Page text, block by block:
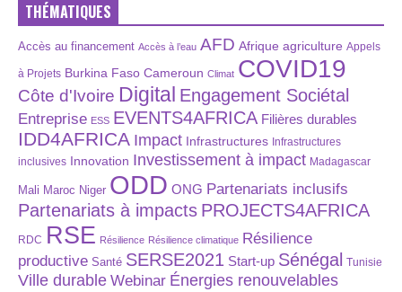
THÉMATIQUES
Accès au financement Accès à l’eau AFD Afrique agriculture Appels
à Projets Burkina Faso Cameroun Climat COVID19
Côte d'Ivoire Digital Engagement Sociétal
Entreprise ESS EVENTS4AFRICA Filières durables
IDD4AFRICA Impact Infrastructures Infrastructures
inclusives Innovation Investissement à impact Madagascar
Mali Maroc Niger ODD ONG Partenariats inclusifs
Partenariats à impacts PROJECTS4AFRICA
RDC RSE Résilience Résilience climatique Résilience
productive Santé SERSE2021 Start-up Sénégal Tunisie
Ville durable Webinar Énergies renouvelables